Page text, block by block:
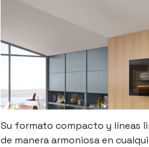
Su formato compacto y líneas
de manera armoniosa en